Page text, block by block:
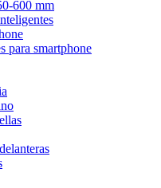
600 mm
para smartphone